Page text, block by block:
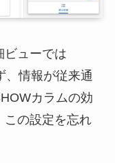
ビューでは
、情報が従来通
カラムの効
この設定を忘れ